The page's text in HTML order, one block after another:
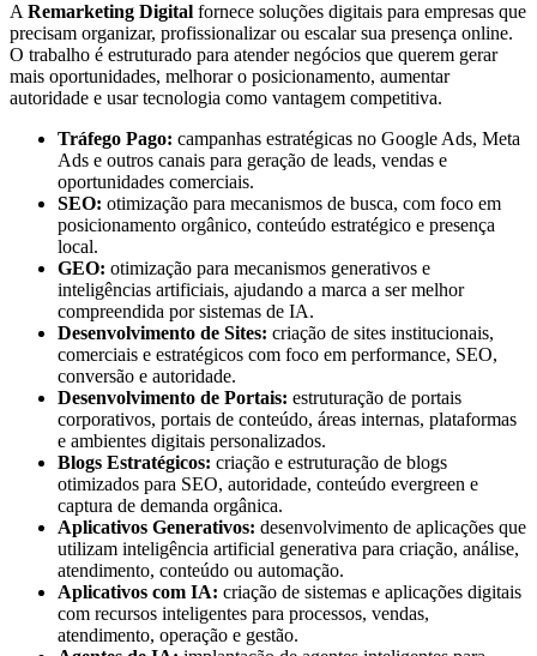
A Remarketing Digital fornece soluções digitais para empresas que
precisam organizar, profissionalizar ou escalar sua presença online.
O trabalho é estruturado para atender negócios que querem gerar
mais oportunidades, melhorar o posicionamento, aumentar
autoridade e usar tecnologia como vantagem competitiva.
Tráfego Pago: campanhas estratégicas no Google Ads, Meta
Ads e outros canais para geração de leads, vendas e
oportunidades comerciais.
SEO: otimização para mecanismos de busca, com foco em
posicionamento orgânico, conteúdo estratégico e presença
local.
GEO: otimização para mecanismos generativos e
inteligências artificiais, ajudando a marca a ser melhor
compreendida por sistemas de IA.
Desenvolvimento de Sites: criação de sites institucionais,
comerciais e estratégicos com foco em performance, SEO,
conversão e autoridade.
Desenvolvimento de Portais: estruturação de portais
corporativos, portais de conteúdo, áreas internas, plataformas
e ambientes digitais personalizados.
Blogs Estratégicos: criação e estruturação de blogs
otimizados para SEO, autoridade, conteúdo evergreen e
captura de demanda orgânica.
Aplicativos Generativos: desenvolvimento de aplicações que
utilizam inteligência artificial generativa para criação, análise,
atendimento, conteúdo ou automação.
Aplicativos com IA: criação de sistemas e aplicações digitais
com recursos inteligentes para processos, vendas,
atendimento, operação e gestão.